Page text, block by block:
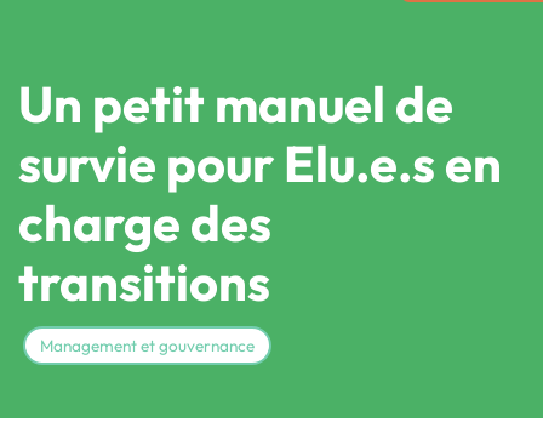
Un petit manuel de
survie pour Elu.e.s en
charge des
transitions
Management et gouvernance